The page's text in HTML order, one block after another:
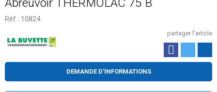
Réf : 10824
partager l'article
DEMANDE D'INFORMATIONS